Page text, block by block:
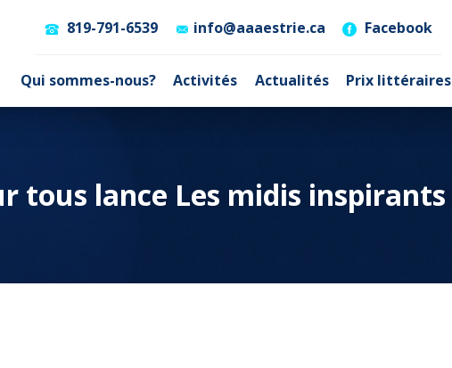
Qui sommes-nous? Activités Actualités Prix littéraires
819-791-6539 info@aaaestrie.ca Facebook
tous lance Les midis inspirants